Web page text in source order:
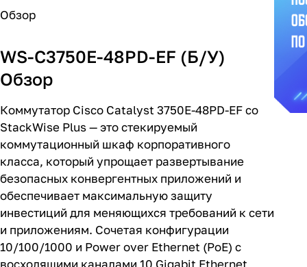
WS-C3750E-48PD-EF (Б/У)
Обзор
Коммутатор Cisco Catalyst 3750E-48PD-EF со
StackWise Plus — это стекируемый
коммутационный шкаф корпоративного
класса, который упрощает развертывание
безопасных конвергентных приложений и
обеспечивает максимальную защиту
инвестиций для меняющихся требований к сети
и приложениям. Сочетая конфигурации
10/100/1000 и Power over Ethernet (PoE) с